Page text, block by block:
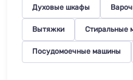
Духовые шкафы
Вытяжки Стиральные
Посудомоечные машины